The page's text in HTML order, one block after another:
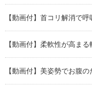
【動画付】首コリ解消で
【動画付】柔軟性が高ま
【動画付】美姿勢でお腹